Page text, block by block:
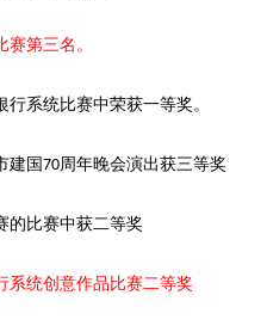
第三名。
系统比赛中荣获一等奖。
建国70周年晚会演出获三等奖
的比赛中获二等奖
系统创意作品比赛二等奖